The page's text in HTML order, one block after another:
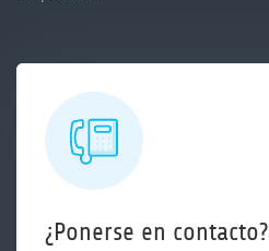
¿Ponerse en contacto?